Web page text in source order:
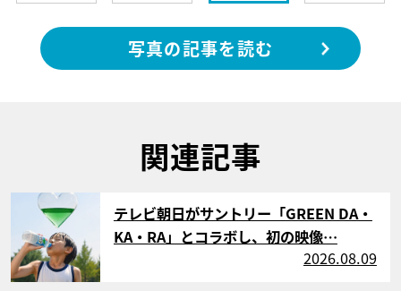
写真の記事を読む
関連記事
テレビ朝日がサントリー「GREEN DA・
KA・RA」とコラボし、初の映像…
2026.08.09